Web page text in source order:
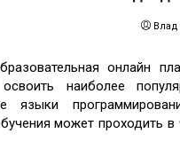
онлайн
наиболее
языки
может проходить в